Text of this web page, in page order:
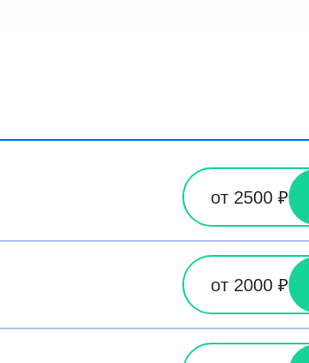
от 2500 ₽
от 2000 ₽